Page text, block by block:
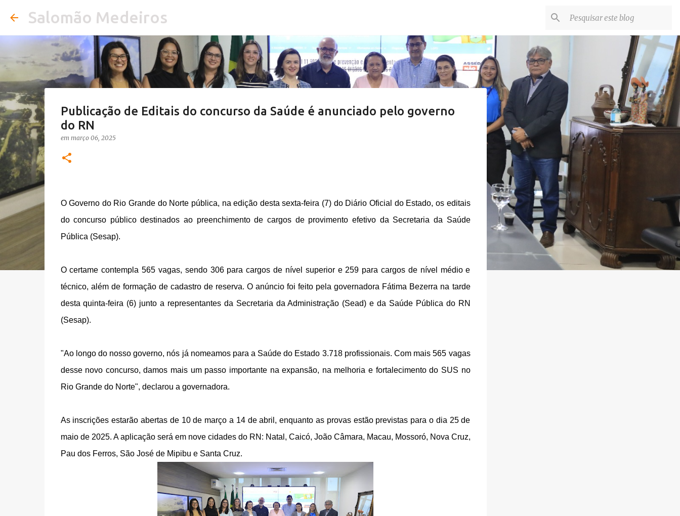
Salomão Medeiros
Publicação de Editais do concurso da Saúde é anunciado pelo governo
do RN
em março 06, 2025
O Governo do Rio Grande do Norte pública, na edição desta sexta-feira (7) do Diário Oficial do Estado, os editais
do concurso público destinados ao preenchimento de cargos de provimento efetivo da Secretaria da Saúde
Pública (Sesap).
O certame contempla 565 vagas, sendo 306 para cargos de nível superior e 259 para cargos de nível médio e
técnico, além de formação de cadastro de reserva. O anúncio foi feito pela governadora Fátima Bezerra na tarde
desta quinta-feira (6) junto a representantes da Secretaria da Administração (Sead) e da Saúde Pública do RN
(Sesap).
"Ao longo do nosso governo, nós já nomeamos para a Saúde do Estado 3.718 profissionais. Com mais 565 vagas
desse novo concurso, damos mais um passo importante na expansão, na melhoria e fortalecimento do SUS no
Rio Grande do Norte", declarou a governadora.
As inscrições estarão abertas de 10 de março a 14 de abril, enquanto as provas estão previstas para o dia 25 de
maio de 2025. A aplicação será em nove cidades do RN: Natal, Caicó, João Câmara, Macau, Mossoró, Nova Cruz,
Pau dos Ferros, São José de Mipibu e Santa Cruz.